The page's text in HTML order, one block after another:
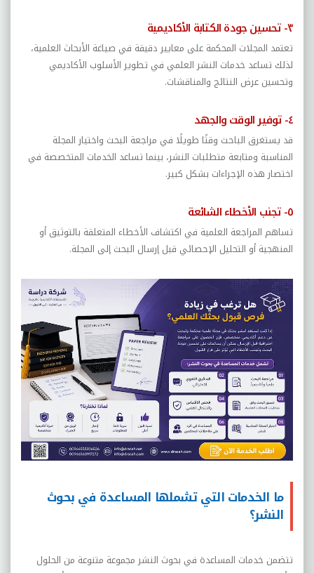
٣- تحسين جودة الكتابة الأكاديمية
تعتمد المجلات المحكمة على معايير دقيقة في صياغة الأبحاث العلمية،
لذلك تساعد خدمات النشر العلمي في تطوير الأسلوب الأكاديمي
وتحسين عرض النتائج والمناقشات.
٤- توفير الوقت والجهد
قد يستغرق الباحث وقتًا طويلًا في مراجعة البحث واختيار المجلة
المناسبة ومتابعة متطلبات النشر، بينما تساعد الخدمات المتخصصة في
اختصار هذه الإجراءات بشكل كبير.
٥- تجنب الأخطاء الشائعة
تساهم المراجعة العلمية في اكتشاف الأخطاء المتعلقة بالتوثيق أو
المنهجية أو التحليل الإحصائي قبل إرسال البحث إلى المجلة.
ما الخدمات التي تشملها المساعدة في بحوث
النشر؟
تتضمن خدمات المساعدة في بحوث النشر مجموعة متنوعة من الحلول